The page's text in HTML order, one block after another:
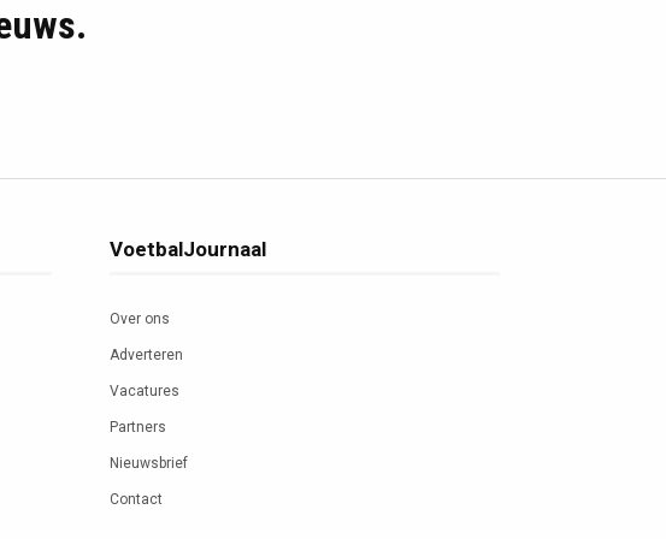
VoetbalJournaal
Over ons
Adverteren
Vacatures
Partners
Nieuwsbrief
Contact